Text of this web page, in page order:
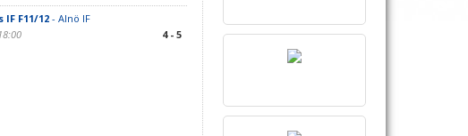
F11/12- Alnö IF
4 - 5